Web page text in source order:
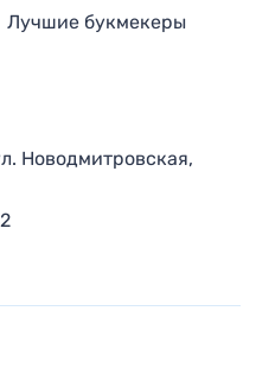
Лучшие букмекеры
Новодмитровская,